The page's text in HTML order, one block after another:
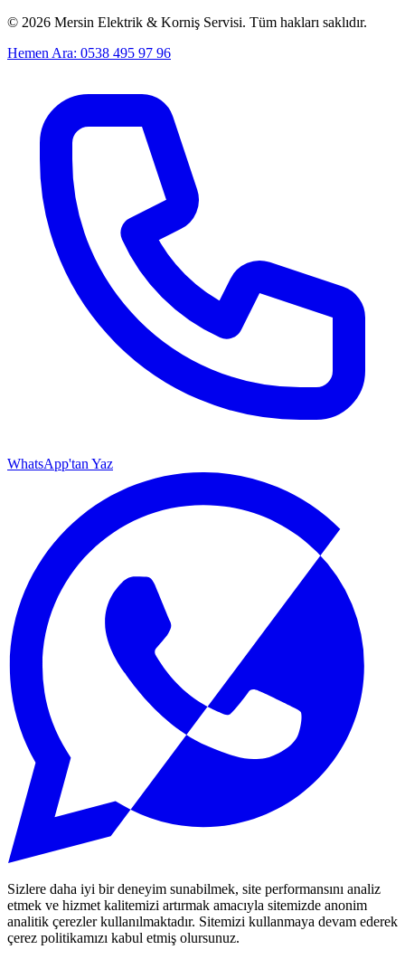
© 2026 Mersin Elektrik & Korniş Servisi. Tüm hakları saklıdır.
Hemen Ara: 0538 495 97 96
WhatsApp'tan Yaz
Sizlere daha iyi bir deneyim sunabilmek, site performansını analiz
etmek ve hizmet kalitemizi artırmak amacıyla sitemizde anonim
analitik çerezler kullanılmaktadır. Sitemizi kullanmaya devam ederek
çerez politikamızı kabul etmiş olursunuz.